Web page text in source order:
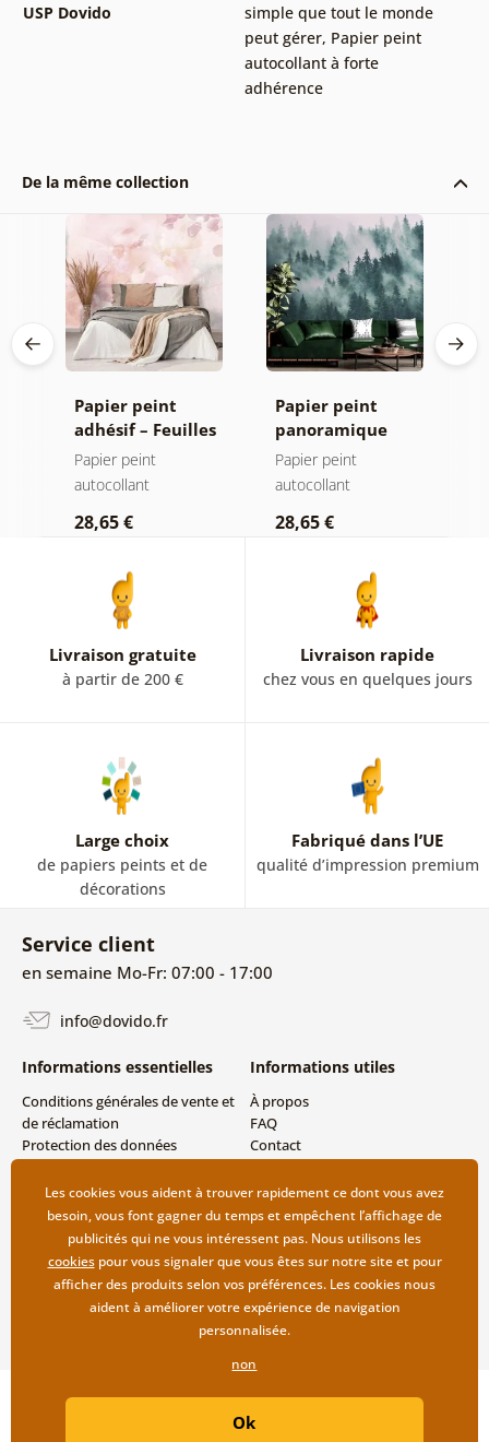
USP Dovido
simple que tout le monde
peut gérer, Papier peint
autocollant à forte
adhérence
De la même collection
Papier peint
adhésif – Feuilles
avec teinte
pastel
Papier peint
autocollant
28,65 €
Papier peint
panoramique
autocollant –
Forêt dans le
Papier peint
autocollant
28,65 €
Livraison gratuite
à partir de 200 €
Livraison rapide
chez vous en quelques jours
Large choix
de papiers peints et de
décorations
Fabriqué dans l’UE
qualité d’impression premium
Service client
en semaine Mo-Fr: 07:00 - 17:00
info@dovido.fr
Informations essentielles
Conditions générales de vente et
de réclamation
Protection des données
Modes de livraison et de
paiement
Retour des produits
Informations utiles
À propos
FAQ
Contact
Copyright ©2019 © Dovido.fr.
| Boutique en ligne créée par
Les cookies vous aident à trouver rapidement ce dont vous avez
besoin, vous font gagner du temps et empêchent l’affichage de
publicités qui ne vous intéressent pas. Nous utilisons les
cookiespour vous signaler que vous êtes sur notre site et pour
afficher des produits selon vos préférences. Les cookies nous
aident à améliorer votre expérience de navigation
personnalisée.
non
Ok